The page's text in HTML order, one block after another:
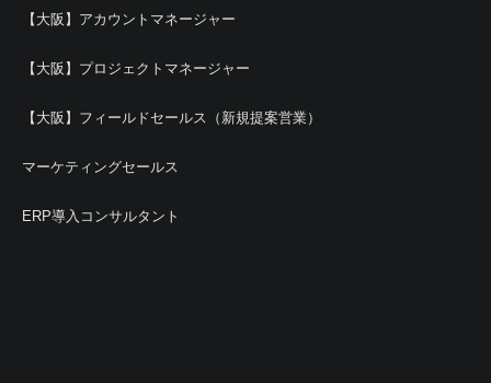
【大阪】アカウントマネージャー
【大阪】プロジェクトマネージャー
【大阪】フィールドセールス（新規提案営業）
マーケティングセールス
ERP導入コンサルタント